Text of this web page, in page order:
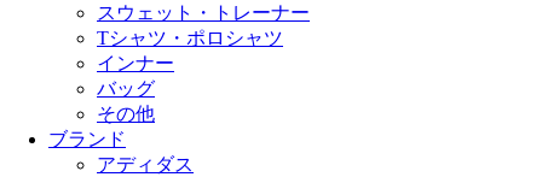
スウェット・トレーナー
Tシャツ・ポロシャツ
インナー
バッグ
その他
ブランド
アディダス